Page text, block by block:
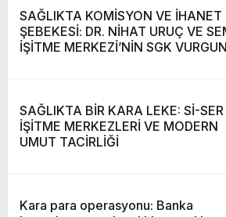
SAĞLIKTA KOMİSYON VE İHANET
ŞEBEKESİ: DR. NİHAT URUÇ VE
İŞİTME MERKEZİ’NİN SGK
SAĞLIKTA BİR KARA LEKE: Sİ-SER
İŞİTME MERKEZLERİ VE MODERN
UMUT TACİRLİĞİ
Kara para operasyonu: Banka